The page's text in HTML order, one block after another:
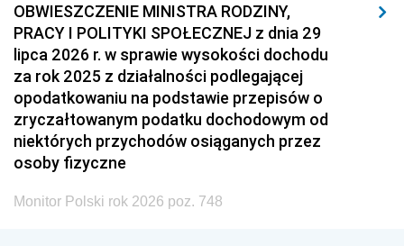
OBWIESZCZENIE MINISTRA RODZINY,
PRACY I POLITYKI SPOŁECZNEJ z dnia 29
lipca 2026 r. w sprawie wysokości dochodu
za rok 2025 z działalności podlegającej
opodatkowaniu na podstawie przepisów o
zryczałtowanym podatku dochodowym od
niektórych przychodów osiąganych przez
osoby fizyczne
Monitor Polski rok 2026 poz. 748